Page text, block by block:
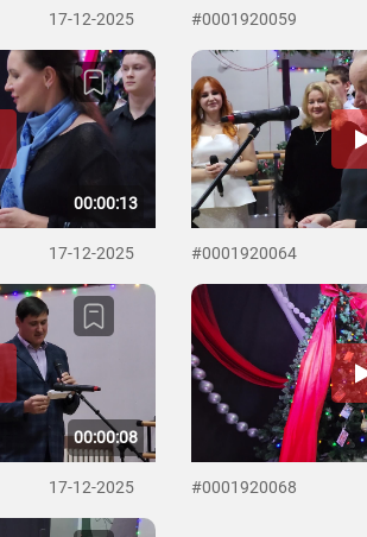
17-12-2025 #0001920059
00:00:13
17-12-2025 #0001920064
00:00:08
17-12-2025 #0001920068